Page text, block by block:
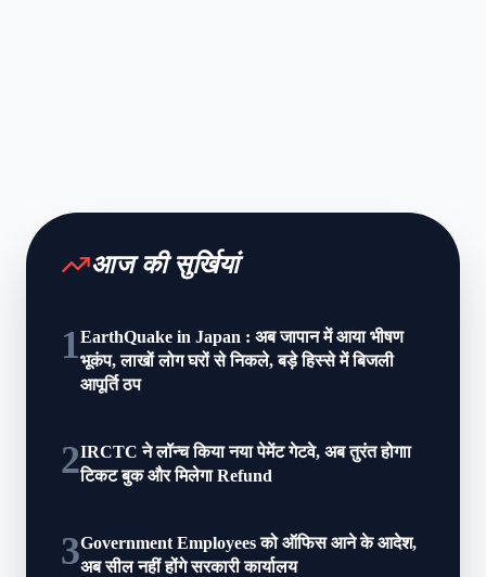
आज की सुर्खियां
1EarthQuake in Japan : अब जापान में आया भीषण
भूकंप, लाखों लोग घरों से निकले, बड़े हिस्‍से में बिजली
आपूर्ति ठप
2IRCTC ने लॉन्च किया नया पेमेंट गेटवे, अब तुरंत होगाा
टिकट बुक और मिलेगा Refund
3Government Employees को ऑफिस आने के आदेश,
अब सील नहीं होंगे सरकारी कार्यालय